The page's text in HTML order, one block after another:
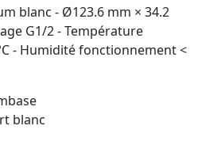
blanc - Ø123.6 mm × 34.2
G1/2 - Température
- Humidité fonctionnement <
blanc